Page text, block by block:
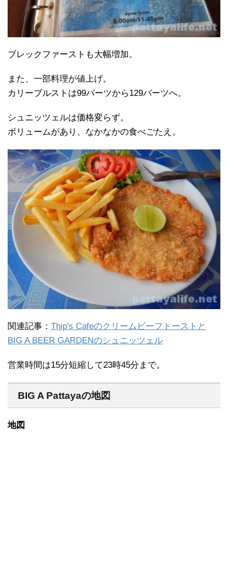
ブレックファーストも大幅増加。
また、一部料理が値上げ。
カリーブルストは99バーツから129バーツへ。
シュニッツェルは価格変らず。
ボリュームがあり、なかなかの食べごたえ。
関連記事： Thip's Cafeのクリームビーフトーストと
BIG A BEER GARDENのシュニッツェル
営業時間は15分短縮して23時45分まで。
BIG A Pattayaの地図
地図